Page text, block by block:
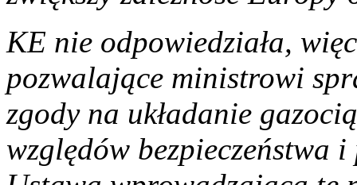
KE nie odpowiedziała,
pozwalające ministrowi
zgody na układanie
względów bezpieczeństwa